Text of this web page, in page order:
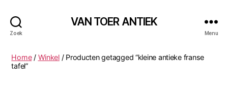
Zoek
VAN TOER ANTIEK
Menu
Home/ Winkel/ Producten getagged “kleine antieke franse
tafel”